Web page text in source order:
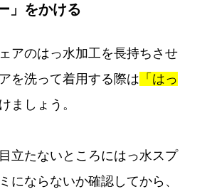
」をかける
アのはっ水加工を長持ちさせ
を洗って着用する際は 「はっ
ましょう。
立たないところにはっ水スプ
にならないか確認してから、